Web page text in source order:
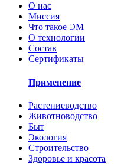
О нас
Миссия
Что такое ЭМ
О технологии
Состав
Сертификаты
Применение
Растениеводство
Животноводство
Быт
Экология
Строительство
Здоровье и красота